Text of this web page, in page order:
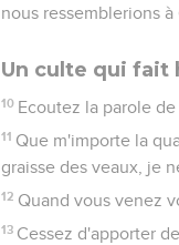
nous ressemblerions à
Un culte qui fait
10 Ecoutez la parole
11 Que m'importe la
graisse des veaux, je
12 Quand vous venez
13 Cessez d'apporter